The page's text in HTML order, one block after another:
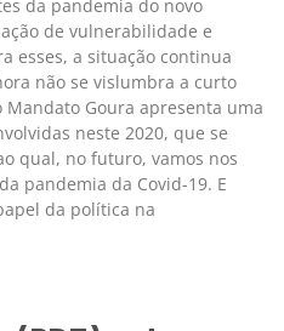
da pandemia do novo
de vulnerabilidade e
esses, a situação continua
não se vislumbra a curto
Goura apresenta uma
neste 2020, que se
qual, no futuro, vamos nos
pandemia da Covid-19. E
da política na